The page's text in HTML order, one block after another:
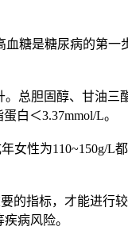
糖是糖尿病的第
胆固醇、甘油三
白＜3.37mmol/L。
性为110~150g/L
指标，才能进行
病风险。